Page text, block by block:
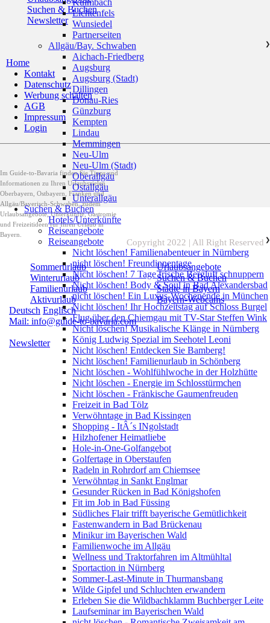
Suchen & Buchen
Newsletter
Home
Kontakt
Datenschutz
Werbung schalten
AGB
Impressum
Login
Im Guide-to-Bavaria finden Sie Tipps und
Informationen zu Ihren Urlaubszielen
Oberbayern, Ostbayern, Franken und
Allgäu/Bayerisch-Schwaben, zudem
Urlaubsangebote, Unterkünfte, Gastromie
und Freizeitideen für Ihren Urlaub in
Bayern.
Sommerurlaub
Winterurlaub
Familienurlaub
Aktivurlaub
Urlaubsangebote
Suchen & Buchen
Städte in Bayern
Bayern-Webcams
Deutsch Englisch
Mail: info@guide-to-bavaria.com
Newsletter
Copyright 2022 | All Right Reserved
Kulmbach
Lichtenfels
Wunsiedel
Partnerseiten
Allgäu/Bay. Schwaben
❯
Aichach-Friedberg
Augsburg
Augsburg (Stadt)
Dillingen
Donau-Ries
Günzburg
Kempten
Lindau
Memmingen
Neu-Ulm
Neu-Ulm (Stadt)
Oberallgäu
Ostallgäu
Unterallgäu
Suchen & Buchen
Hotels/Unterkünfte
Reiseangebote
Reiseangebote
❯
Nicht löschen! Familienabenteuer in Nürnberg
nicht löschen! Freundinnentage
Nicht löschen! 7 Tage frische Bergluft schnuppern
Nicht löschen! Body & Soul in Bad Alexandersbad
nicht löschen! Ein Luxus-Wochenende in München
Nicht löschen! Ihr Hochzeitstag auf Schloss Burgel
Flug über den Chiemgau mit TV-Star Steffen Wink
Nicht löschen! Musikalische Klänge in Nürnberg
König Ludwig Spezial im Seehotel Leoni
Nicht löschen! Entdecken Sie Bamberg!
Nicht löschen! Familienurlaub in Schönberg
Nicht löschen - Wohlfühlwoche in der Holzhütte
Nicht löschen - Energie im Schlosstürmchen
Nicht löschen - Fränkische Gaumenfreuden
Freizeit in Bad Tölz
Verwöhntage in Bad Kissingen
Shopping - ItÂ´s INgolstadt
Hilzhofener Heimatliebe
Hole-in-One-Golfangebot
Golfertage in Oberstaufen
Radeln in Rohrdorf am Chiemsee
Verwöhntag in Sankt Englmar
Gesunder Rücken in Bad Königshofen
Fit im Job in Bad Füssing
Südliches Flair trifft bayerische Gemütlichkeit
Fastenwandern in Bad Brückenau
Minikur im Bayerischen Wald
Familienwoche im Allgäu
Wellness und Traktorfahren im Altmühltal
Sportaction in Nürnberg
Sommer-Last-Minute in Thurmansbang
Wilde Gipfel und Schluchten erwandern
Erleben Sie die Wildbachklamm Buchberger Leite
Laufseminar im Bayerischen Wald